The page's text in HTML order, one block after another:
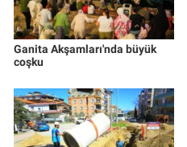
Ganita Akşamları'nda büyük
coşku